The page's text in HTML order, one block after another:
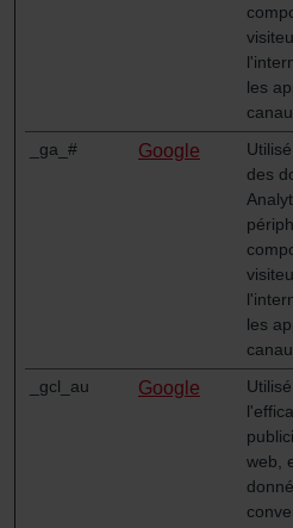
Zehnder Group België nv/sa:
Zehnder Group Czech Republic
Zehnder Group France:
Zehnder Group Ibérica SAU:
Zehnder Group Italia S.r.l.:
Zehnder Group İç Mekan
Limitet Şirketi: Web Sitesi
Zehnder Group Nederland bv:
Zehnder Group Sales
Zehnder Group Schweiz AG:
Zehnder Polska Sp. z o.o.:
Zehnder Group UK Limited:
les
_ga_# Google
des
les
_gcl_au Google
web,